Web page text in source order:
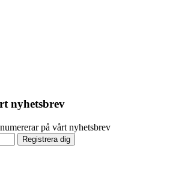
nyhetsbrev
på vårt nyhetsbrev
Registrera dig